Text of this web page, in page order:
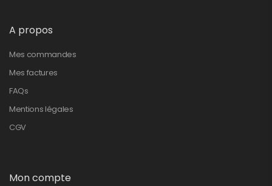
A propos
Mes commandes
Mes factures
FAQs
Mentions légales
CGV
Mon compte